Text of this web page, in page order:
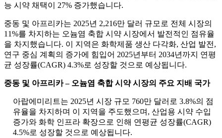
능 시약 채택이 27% 증가했습니다.
중동 및 아프리카는 2025년 2,216만 달러 규모로 전체 시장의
11%를 차지하는 오늄염 축합 시약 시장에서 발전적인 점유율
을 차지했습니다. 이 지역은 화학제품 생산 다각화, 산업 발전,
연구 중심 계획의 증가에 힘입어 2025년부터 2034년까지 연평
균 성장률(CAGR) 4.3%로 성장할 것으로 예상됩니다.
중동 및 아프리카 – 오늄염 축합 시약 시장의 주요 지배 국가
아랍에미리트는 2025년 시장 규모 760만 달러로 3.8%의 점
유율을 차지하며 이 지역을 주도했으며, 산업용 시약 수입
증가와 화학 인프라 확장으로 인해 연평균 성장률(CAGR)
4.5%로 성장할 것으로 예상됩니다.